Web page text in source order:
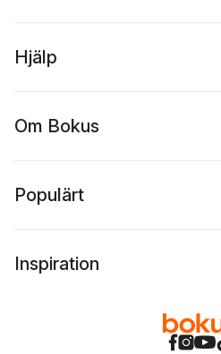
Hjälp
Om Bokus
Populärt
Inspiration